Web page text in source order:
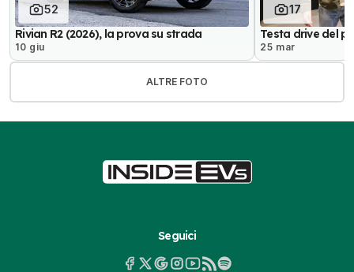
52
Rivian R2 (2026), la prova su strada
10 giu
17
Testa drive del
25 mar
ALTRE FOTO
Seguici